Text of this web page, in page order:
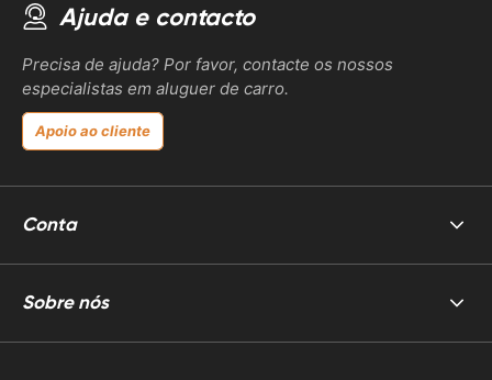
Ajuda e contacto
Precisa de ajuda? Por favor, contacte os nossos
especialistas em aluguer de carro.
Apoio ao cliente
Conta
Sobre nós